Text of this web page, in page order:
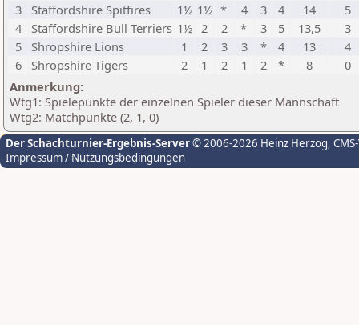
3
Staffordshire Spitfires 1½ 1½ * 4 3 4 14
5
4
Staffordshire Bull Terriers 1½ 2 2 * 3 5 13,5
3
5
Shropshire Lions 1 2 3 3 * 4 13
4
6
Shropshire Tigers 2 1 2 1 2 * 8
0
Anmerkung:
Wtg1: Spielepunkte der einzelnen Spieler dieser Mannschaft
Wtg2: Matchpunkte (2, 1, 0)
Der Schachturnier-Ergebnis-Server© 2006-2026 Heinz Herzog,
Impressum / Nutzungsbedingungen